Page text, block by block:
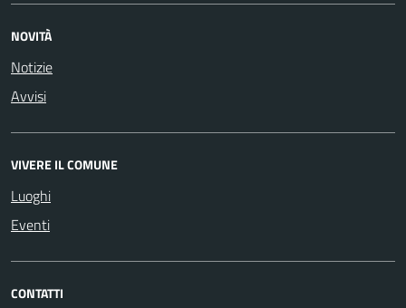
NOVITÀ
Notizie
Avvisi
VIVERE IL COMUNE
Luoghi
Eventi
CONTATTI